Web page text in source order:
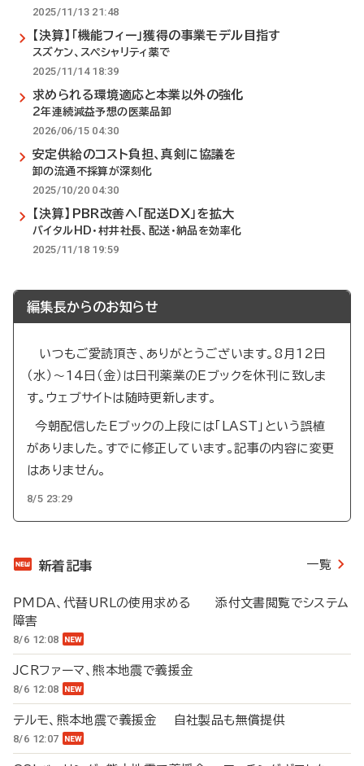
2025/11/13 21:48
【決算】「機能フィー」獲得の事業モデル目指す
スズケン、スペシャリティ薬で
2025/11/14 18:39
求められる環境適応と本業以外の強化
2年連続減益予想の医薬品卸
2026/06/15 04:30
安定供給のコスト負担、真剣に協議を
卸の流通不採算が深刻化
2025/10/20 04:30
【決算】PBR改善へ「配送DX」を拡大
バイタルHD・村井社長、配送・納品を効率化
2025/11/18 19:59
編集長からのお知らせ
いつもご愛読頂き、ありがとうございます。8月12日
（水）～14日（金）は日刊薬業のEブックを休刊に致しま
す。ウェブサイトは随時更新します。
今朝配信したEブックの上段には「LAST」という誤植
がありました。すでに修正しています。記事の内容に変更
はありません。
8/5 23:29
新着記事 一覧
PMDA、代替URLの使用求める 添付文書閲覧でシステム
障害
8/6 12:08
JCRファーマ、熊本地震で義援金
8/6 12:08
テルモ、熊本地震で義援金 自社製品も無償提供
8/6 12:07